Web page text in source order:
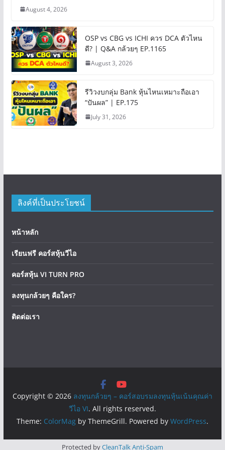
August 4, 2026
OSP vs CBG vs ICHI ควร DCA ตัวไหน
ดี? | Q&A กล้วยๆ EP.1165
August 3, 2026
รีวิวงบกลุ่ม Bank หุ้นไหนเหมาะถือเอา
“ปันผล” | EP.175
July 31, 2026
ลิงค์ที่เป็นประโยชน์
หน้าหลัก
เรียนฟรี คอร์สหุ้นวีไอ
คอร์สหุ้น VI TURN PRO
ลงทุนกล้วยๆ คือใคร?
ติดต่อเรา
Copyright © 2026 ลงทุนกล้วยๆ – คอร์สอบรมลงทุนหุ้นเน้นคุณค่า
วีไอ VI. All rights reserved.
Theme: ColorMagby ThemeGrill. Powered by WordPress.
Protected byCleanTalk Anti-Spam